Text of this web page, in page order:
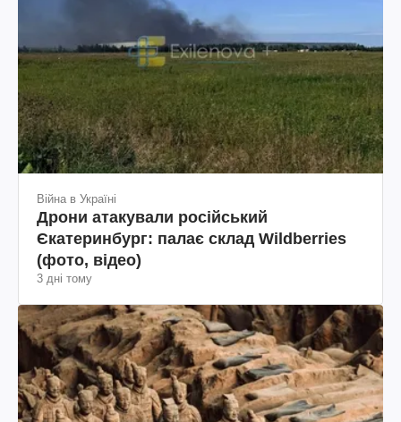
Війна в Україні
Дрони атакували російський
Єкатеринбург: палає склад Wildberries
(фото, відео)
3 дні тому